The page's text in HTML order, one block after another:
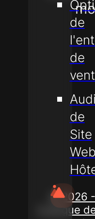
de
de
de
Site
Web
© 2026
Politique